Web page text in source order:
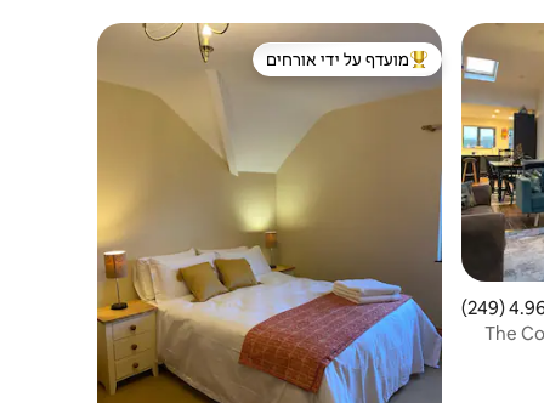
של 4.96 מתוך 5, 249 ביקורות
4.96
The
מוביל בקרב נכסים מועדפים על ידי אורחים
מועדף על ידי אורחים